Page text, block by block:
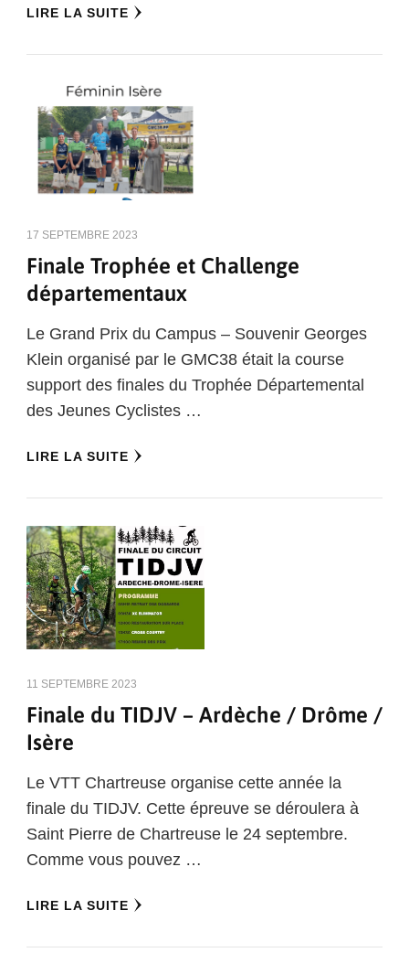
LIRE LA SUITE
17 SEPTEMBRE 2023
Finale Trophée et Challenge
départementaux
Le Grand Prix du Campus – Souvenir Georges
Klein organisé par le GMC38 était la course
support des finales du Trophée Départemental
des Jeunes Cyclistes …
LIRE LA SUITE
11 SEPTEMBRE 2023
Finale du TIDJV – Ardèche / Drôme /
Isère
Le VTT Chartreuse organise cette année la
finale du TIDJV. Cette épreuve se déroulera à
Saint Pierre de Chartreuse le 24 septembre.
Comme vous pouvez …
LIRE LA SUITE